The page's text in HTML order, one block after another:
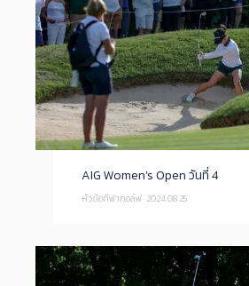
AIG Women’s Open วันที่ 4
หัวข้อกีฬากอล์ฟ 2024.08.25